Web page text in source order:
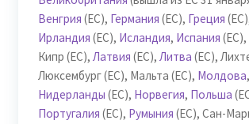
Венгрия (ЕС), Германия (ЕС), Греция
Ирландия (ЕС), Исландия, Испания (ЕС),
Кипр (ЕС), Латвия (ЕС), Литва (ЕС),
Люксембург (ЕС), Мальта (ЕС), Молдова
Нидерланды (ЕС), Норвегия, Польша
Португалия (ЕС), Румыния (ЕС), Сан-